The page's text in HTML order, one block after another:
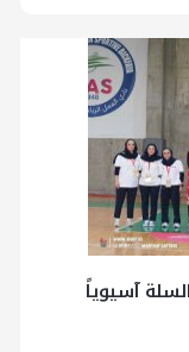
آسيوياً